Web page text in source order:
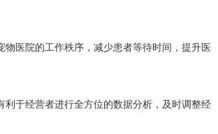
医院的工作秩序，减少患者等待时间，提升医
于经营者进行全方位的数据分析，及时调整经